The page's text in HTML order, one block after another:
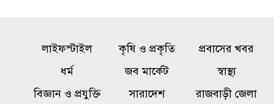
জামায়াত নেতা বহিষ্কার
১০ তলা থেকে পড়ে গর্ভবতী নারীর
লাইফস্টাইল কৃষি ও প্রকৃতি
প্রবাসের খবর
ধর্ম
জব মার্কেট
স্বাস্থ্য
বিজ্ঞান ও প্রযুক্তি
সারাদেশ
রাজবাড়ী জেলা